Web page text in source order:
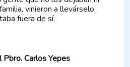
vinieron a llevárselo,
fuera de sí.
Carlos Yepes